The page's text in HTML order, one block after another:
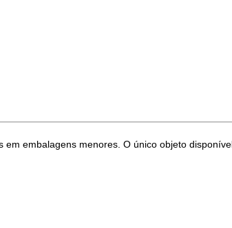
embalagens menores. O único objeto